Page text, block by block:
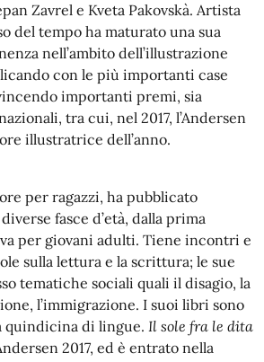
Zavrel e Kveta Pakovskà. Artista
del tempo ha maturato una sua
nell’ambito dell’illustrazione
con le più importanti case
importanti premi, sia
tra cui, nel 2017, l’Andersen
illustratrice dell’anno.
per ragazzi, ha pubblicato
fasce d’età, dalla prima
per giovani adulti. Tiene incontri e
sulla lettura e la scrittura; le sue
tematiche sociali quali il disagio, la
l’immigrazione. I suoi libri sono
di lingue. Il sole fra le dita
2017, ed è entrato nella